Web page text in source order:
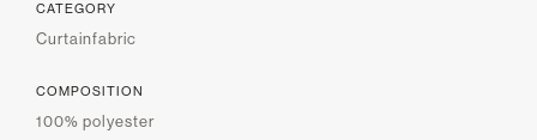
CATEGORY
Curtainfabric
COMPOSITION
100% polyester